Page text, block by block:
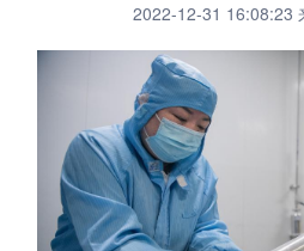
科创
文化 书画
访谈 视频
法律 中央文件
2022-12-31 16:08:23